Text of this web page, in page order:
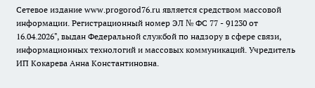
Сетевое издание www.progorod76.ru является средством массовой
информации. Регистрационный номер ЭЛ № ФС 77 - 91230 от
16.04.2026", выдан Федеральной службой по надзору в сфере связи,
информационных технологий и массовых коммуникаций. Учредитель
ИП Кокарева Анна Константиновна.